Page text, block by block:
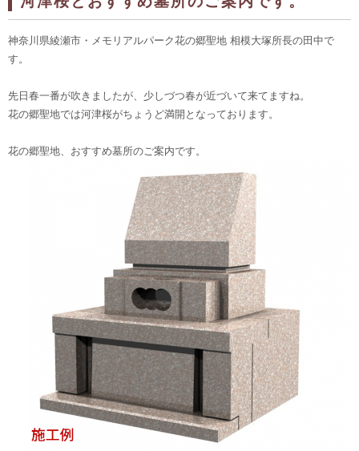
神奈川県綾瀬市・メモリアルパーク花の郷聖地 相模大塚所長の田中で
す。
先日春一番が吹きましたが、少しづつ春が近づいて来てますね。
花の郷聖地では河津桜がちょうど満開となっております。
花の郷聖地、おすすめ墓所のご案内です。